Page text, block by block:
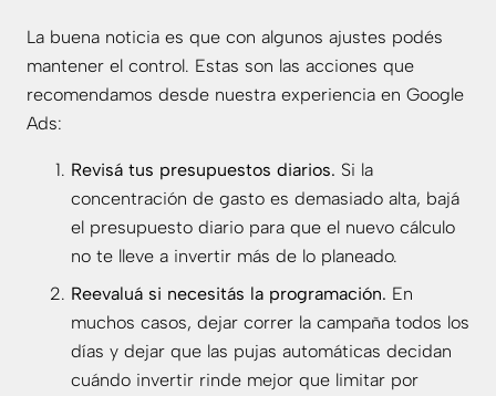
La buena noticia es que con algunos ajustes podés
mantener el control. Estas son las acciones que
recomendamos desde nuestra experiencia en Google
Ads:
Revisá tus presupuestos diarios. Si la
concentración de gasto es demasiado alta, bajá
el presupuesto diario para que el nuevo cálculo
no te lleve a invertir más de lo planeado.
Reevaluá si necesitás la programación. En
muchos casos, dejar correr la campaña todos los
días y dejar que las pujas automáticas decidan
cuándo invertir rinde mejor que limitar por